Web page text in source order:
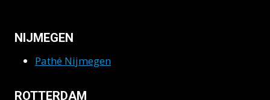
NIJMEGEN
Pathé Nijmegen
ROTTERDAM